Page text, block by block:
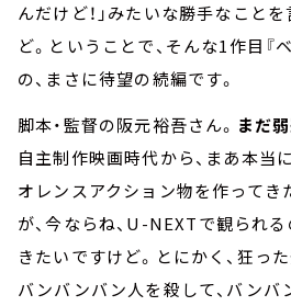
んだけど！」みたいな勝手なこと
ど。ということで、そんな1作目『
の、まさに待望の続編です。
脚本・監督の阪元裕吾さん。 まだ
自主制作映画時代から、まあ本当
オレンスアクション物を作ってき
が、今ならね、U-NEXTで観られ
きたいですけど。とにかく、狂っ
バンバンバン人を殺して、バン